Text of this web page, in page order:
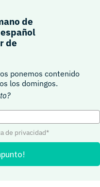
de
de
ponemos contenido
los domingos.
de privacidad*